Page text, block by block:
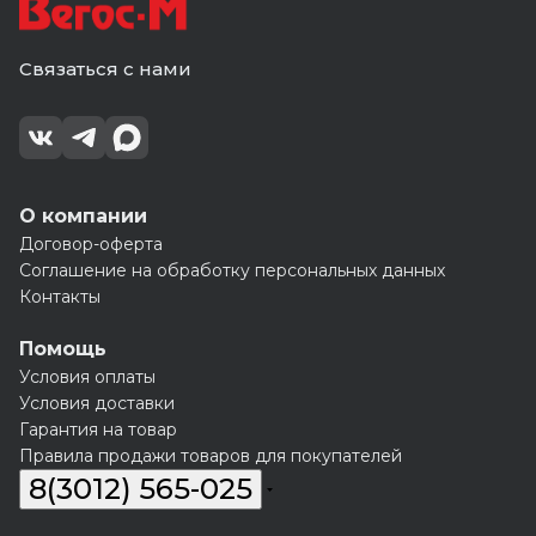
Связаться с нами
О компании
Договор-оферта
Соглашение на обработку персональных данных
Контакты
Помощь
Условия оплаты
Условия доставки
Гарантия на товар
Правила продажи товаров для покупателей
8(3012) 565-025